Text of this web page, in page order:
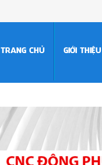
TRANG CHỦ GIỚI THIỆU